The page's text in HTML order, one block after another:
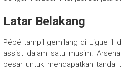
Latar Belakang
Pépé tampil gemilang di Ligue 1
assist dalam satu musim.
besar untuk mendapatkan tanda